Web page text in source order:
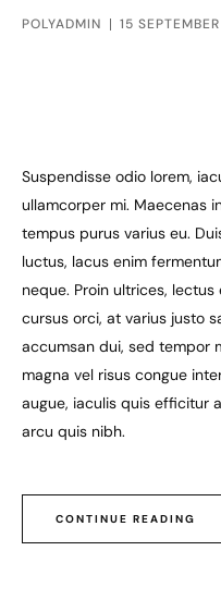
POLYADMIN 15
Suspendisse odio lorem,
ullamcorper mi. Maecenas
tempus purus varius eu.
luctus, lacus enim
neque. Proin ultrices,
cursus orci, at varius justo
accumsan dui, sed tempor
magna vel risus congue
augue, iaculis quis efficitur
arcu quis nibh.
CONTINUE READING